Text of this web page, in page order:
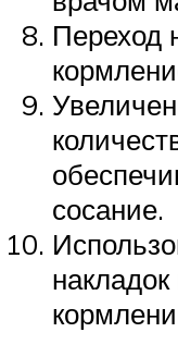
Переход
сосание.